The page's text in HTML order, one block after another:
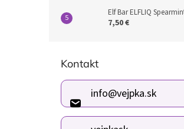
Elf Bar ELFLIQ
7,50 €
Kontakt
info@vejpka.sk